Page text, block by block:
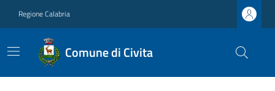
Regione Calabria
Comune di Civita